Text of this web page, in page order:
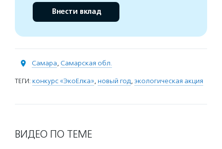
Внести вклад
Самара, Самарская обл.
ТЕГИ: конкурс «ЭкоЕлка», новый год, экологическая акция
ВИДЕО ПО ТЕМЕ